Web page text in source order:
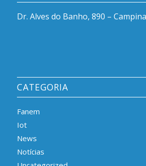
Dr. Alves do Banho, 890 –
CATEGORIA
Fanem
Iot
News
Notícias